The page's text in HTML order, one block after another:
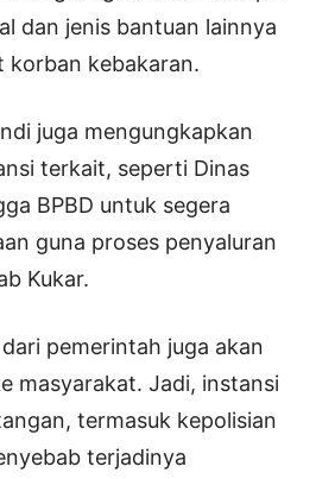
dan jenis bantuan lainnya
korban kebakaran.
juga mengungkapkan
terkait, seperti Dinas
BPBD untuk segera
guna proses penyaluran
Kukar.
pemerintah juga akan
masyarakat. Jadi, instansi
termasuk kepolisian
terjadinya